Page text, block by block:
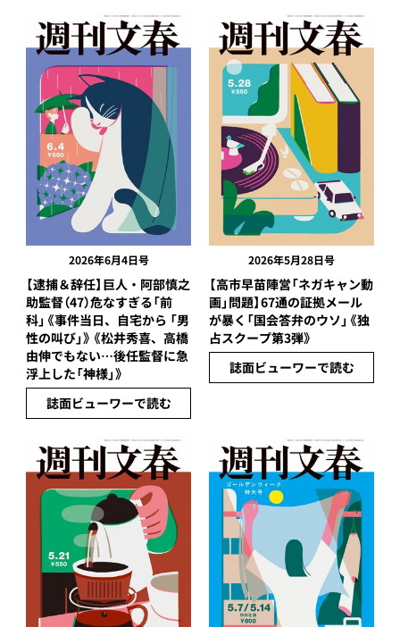
2026年6月4日号
【逮捕＆辞任】巨人・阿部慎之
助監督（47）危なすぎる「前
科」《事件当日、自宅から 「男
性の叫び」》《松井秀喜、高橋
由伸でもない…後任監督に急
浮上した「神様」》
誌面ビューワーで読む
2026年5月28日号
【高市早苗陣営「ネガキャン動
画」問題】67通の証拠メール
が暴く「国会答弁のウソ」《独
占スクープ第3弾》
誌面ビューワーで読む